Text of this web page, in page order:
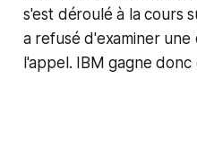
s'est déroulé à la cours
a refusé d'examiner
l'appel. IBM gagne donc